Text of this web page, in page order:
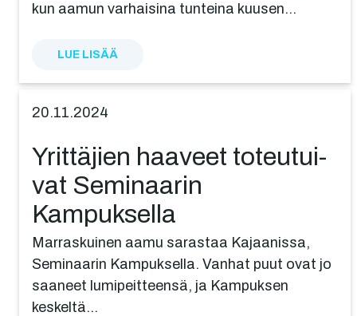
kun aamun varhaisina tunteina kuusen…
LUE LISÄÄ
20.11.2024
Yrittä­jien haaveet toteu­tui­
vat Seminaa­rin
Kampuksella
Marraskuinen aamu sarastaa Kajaanissa,
Seminaarin Kampuksella. Vanhat puut ovat jo
saaneet lumipeitteensä, ja Kampuksen
keskeltä…